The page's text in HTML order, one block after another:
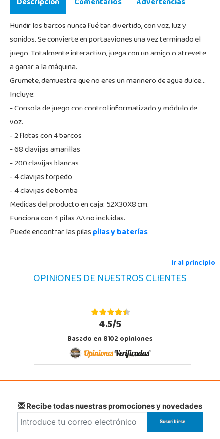
Hundir los barcos nunca fué tan divertido, con voz, luz y
sonidos. Se convierte en portaaviones una vez terminado el
juego. Totalmente interactivo, juega con un amigo o atrevete
a ganar a la máquina.
Grumete, demuestra que no eres un marinero de agua dulce...
Incluye:
- Consola de juego con control informatizado y módulo de
voz.
- 2 flotas con 4 barcos
- 68 clavijas amarillas
- 200 clavijas blancas
- 4 clavijas torpedo
- 4 clavijas de bomba
Medidas del producto en caja: 52X30X8 cm.
Funciona con 4 pilas AA no incluidas.
Puede encontrar las pilaspilas y baterías
Ir al principio
OPINIONES DE NUESTROS CLIENTES
4.5/5
Basado en 8102 opiniones
Recibe todas nuestras promociones y novedades